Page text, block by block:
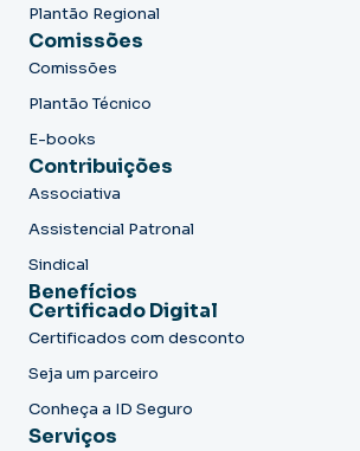
Plantão Regional
Comissões
Comissões
Plantão Técnico
E-books
Contribuições
Associativa
Assistencial Patronal
Sindical
Benefícios
Certificado Digital
Certificados com desconto
Seja um parceiro
Conheça a ID Seguro
Serviços